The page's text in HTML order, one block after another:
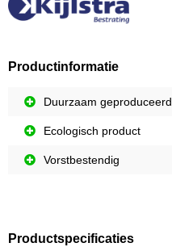
Productinformatie
Duurzaam geproduceerd
Ecologisch product
Vorstbestendig
Productspecificaties